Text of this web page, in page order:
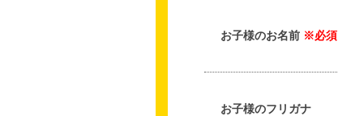
お子様のお名前 ※必須
お子様のフリガナ